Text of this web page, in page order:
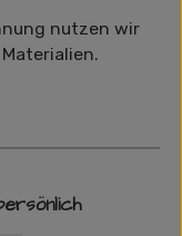
nutzen wir